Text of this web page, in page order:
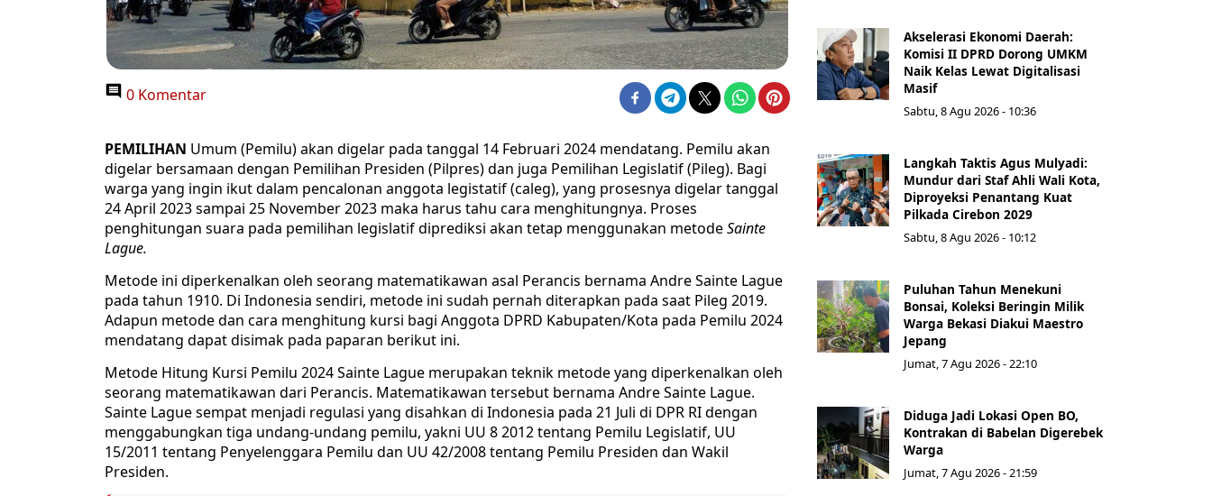
0 Komentar
PEMILIHAN Umum (Pemilu) akan digelar pada tanggal 14 Februari 2024 mendatang. Pemilu akan
digelar bersamaan dengan Pemilihan Presiden (Pilpres) dan juga Pemilihan Legislatif (Pileg). Bagi
warga yang ingin ikut dalam pencalonan anggota legistatif (caleg), yang prosesnya digelar tanggal
24 April 2023 sampai 25 November 2023 maka harus tahu cara menghitungnya. Proses
penghitungan suara pada pemilihan legislatif diprediksi akan tetap menggunakan metodeSainte
Lague.
Metode ini diperkenalkan oleh seorang matematikawan asal Perancis bernama Andre Sainte Lague
pada tahun 1910. Di Indonesia sendiri, metode ini sudah pernah diterapkan pada saat Pileg 2019.
Adapun metode dan cara menghitung kursi bagi Anggota DPRD Kabupaten/Kota pada Pemilu 2024
mendatang dapat disimak pada paparan berikut ini.
Metode Hitung Kursi Pemilu 2024 Sainte Lague merupakan teknik metode yang diperkenalkan oleh
seorang matematikawan dari Perancis. Matematikawan tersebut bernama Andre Sainte Lague.
Sainte Lague sempat menjadi regulasi yang disahkan di Indonesia pada 21 Juli di DPR RI dengan
menggabungkan tiga undang-undang pemilu, yakni UU 8 2012 tentang Pemilu Legislatif, UU
15/2011 tentang Penyelenggara Pemilu dan UU 42/2008 tentang Pemilu Presiden dan Wakil
Presiden.
Akselerasi Ekonomi Daerah:
Komisi II DPRD Dorong UMKM
Naik Kelas Lewat Digitalisasi
Masif
Sabtu, 8 Agu 2026 - 10:36
Langkah Taktis Agus Mulyadi:
Mundur dari Staf Ahli Wali Kota,
Diproyeksi Penantang Kuat
Pilkada Cirebon 2029
Sabtu, 8 Agu 2026 - 10:12
Puluhan Tahun Menekuni
Bonsai, Koleksi Beringin Milik
Warga Bekasi Diakui Maestro
Jepang
Jumat, 7 Agu 2026 - 22:10
Diduga Jadi Lokasi Open BO,
Kontrakan di Babelan Digerebek
Warga
Jumat, 7 Agu 2026 - 21:59